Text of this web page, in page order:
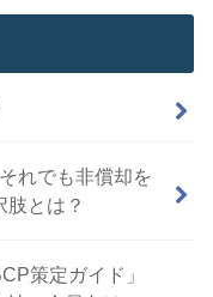
れでも非償却を
とは？
策定ガイド」